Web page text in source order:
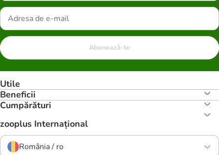
Abonează-te
Utile
Beneficii
Cumpărături
zooplus Internațional
România / ro